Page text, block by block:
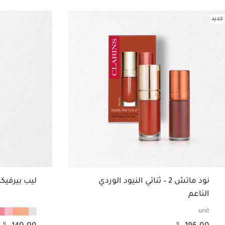
جديد
نود ماتش 2 – ثنائي النيود الوردي
الناعم
unit
السعر الحالي هو 196.00 ﷼
ليب
السعر الحالي هو 140.00 ﷼